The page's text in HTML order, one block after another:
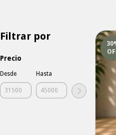
Filtrar por
Precio
Desde Hasta
30